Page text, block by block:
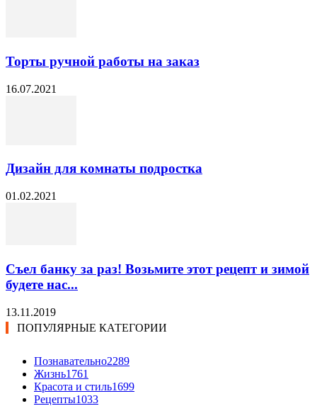
Торты ручной работы на заказ
16.07.2021
Дизайн для комнаты подростка
01.02.2021
Съел банку за раз! Возьмите этот рецепт и зимой
будете нас...
13.11.2019
ПОПУЛЯРНЫЕ КАТЕГОРИИ
Познавательно2289
Жизнь1761
Красота и стиль1699
Рецепты1033